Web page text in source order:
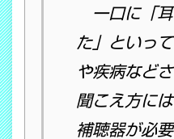
一口に「耳
た」といっ
や疾病など
聞こえ方に
補聴器が必